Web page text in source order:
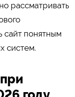
рассматривать
сайт понятным
систем.